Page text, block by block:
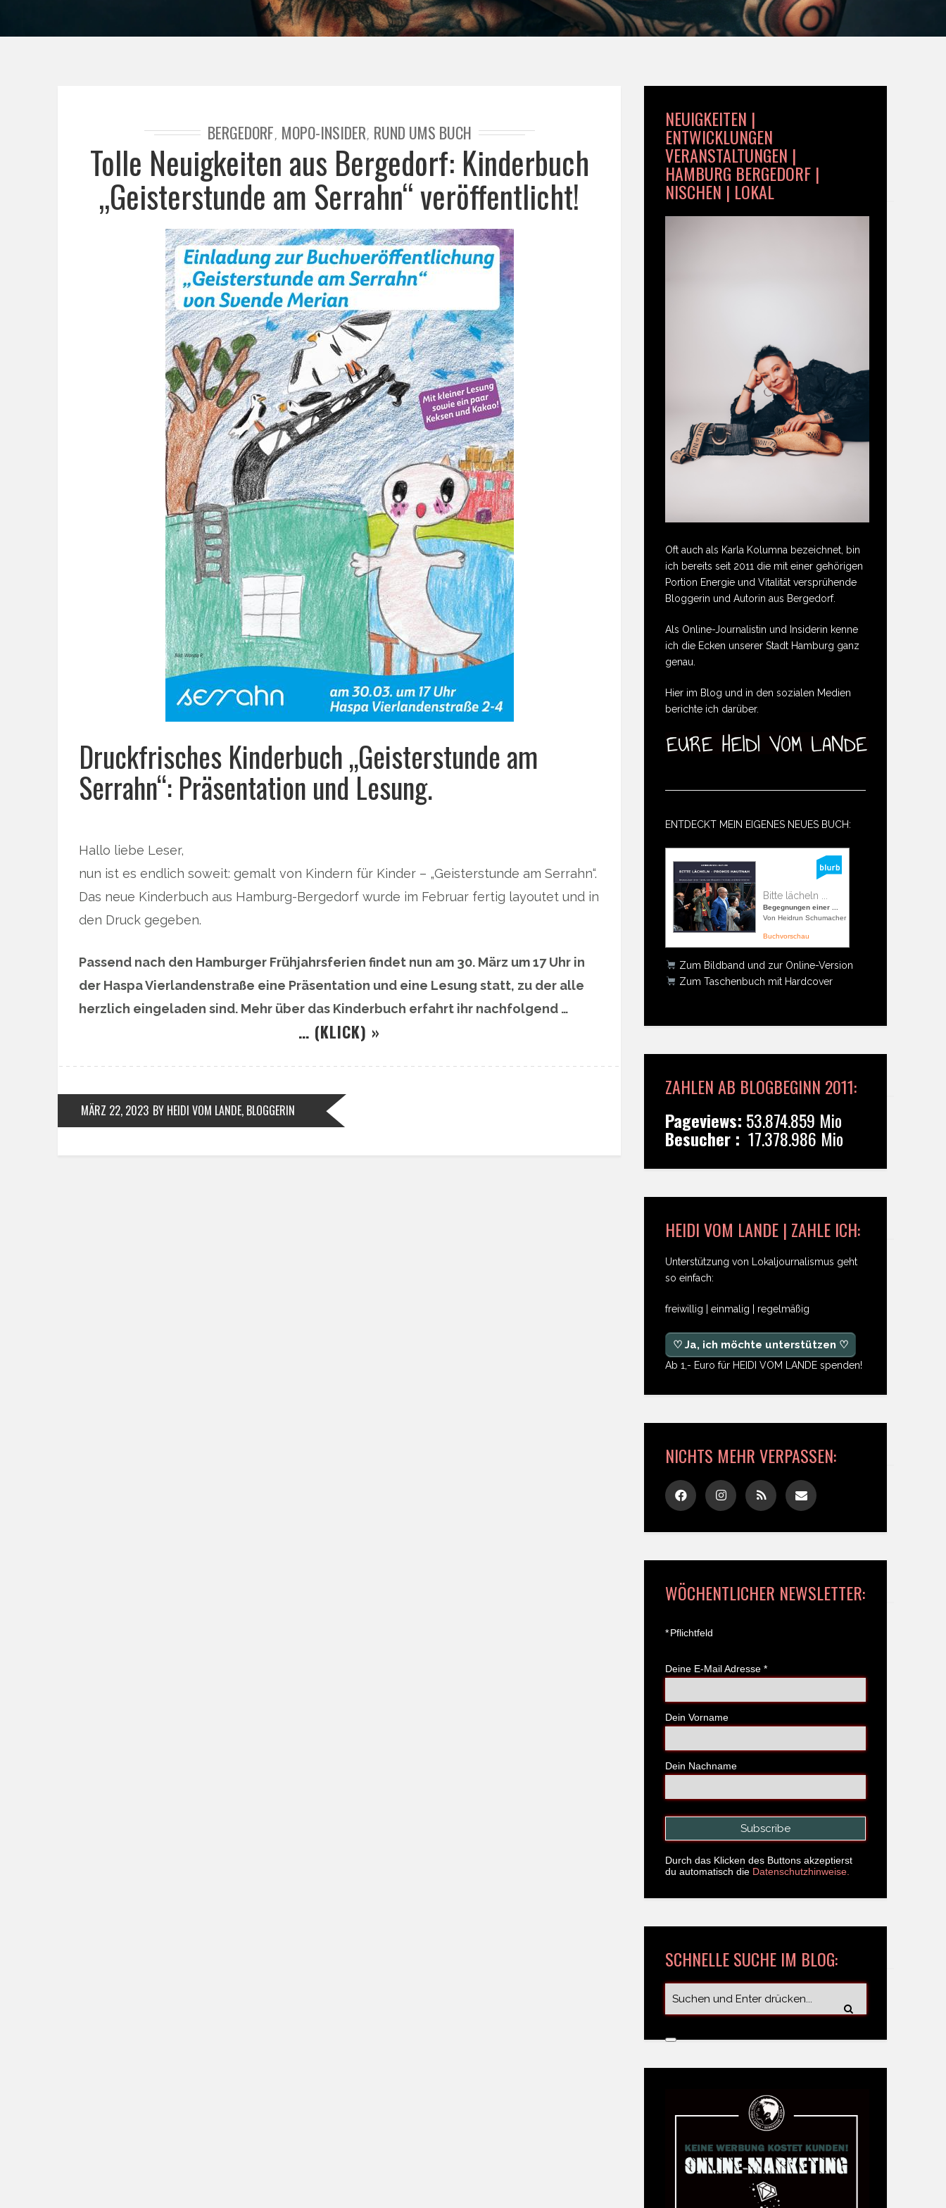
BERGEDORF, MOPO-INSIDER, RUND UMS BUCH
Tolle Neuigkeiten aus Bergedorf: Kinderbuch
„Geisterstunde am Serrahn“ veröffentlicht!
Druckfrisches Kinderbuch „Geisterstunde am
Serrahn“: Präsentation und Lesung.
Hallo liebe Leser,
nun ist es endlich soweit: gemalt von Kindern für Kinder – „Geisterstunde am Serrahn“.
Das neue Kinderbuch aus Hamburg-Bergedorf wurde im Februar fertig layoutet und in
den Druck gegeben.
Passend nach den Hamburger Frühjahrsferien findet nun am 30. März um 17 Uhr in
der Haspa Vierlandenstraße eine Präsentation und eine Lesung statt, zu der alle
herzlich eingeladen sind. Mehr über das Kinderbuch erfahrt ihr nachfolgend …
… (KLICK) »
MÄRZ 22, 2023 BY HEIDI VOM LANDE, BLOGGERIN
NEUIGKEITEN |
ENTWICKLUNGEN
VERANSTALTUNGEN |
HAMBURG BERGEDORF |
NISCHEN | LOKAL
Oft auch als Karla Kolumna bezeichnet, bin
ich bereits seit 2011 die mit einer gehörigen
Portion Energie und Vitalität versprühende
Bloggerin und Autorin aus Bergedorf.
Als Online-Journalistin und Insiderin kenne
ich die Ecken unserer Stadt Hamburg ganz
genau.
Hier im Blog und in den sozialen Medien
berichte ich darüber.
ENTDECKT MEIN EIGENES NEUES BUCH:
Bitte lächeln ...
Begegnungen einer ...
Von Heidrun Schumacher
Buchvorschau
Zum Bildband und zur Online-Version
Zum Taschenbuch mit Hardcover
ZAHLEN AB BLOGBEGINN 2011:
Pageviews: 53.874.859 Mio
Besucher : 17.378.986 Mio
HEIDI VOM LANDE | ZAHLE ICH:
Unterstützung von Lokaljournalismus geht
so einfach:
freiwillig | einmalig | regelmäßig
♡ Ja, ich möchte unterstützen ♡
Ab 1,- Euro für HEIDI VOM LANDE spenden!
NICHTS MEHR VERPASSEN:
WÖCHENTLICHER NEWSLETTER:
*Pflichtfeld
Deine E-Mail Adresse *
Dein Vorname
Dein Nachname
Durch das Klicken des Buttons akzeptierst
du automatisch die Datenschutzhinweise.
SCHNELLE SUCHE IM BLOG: